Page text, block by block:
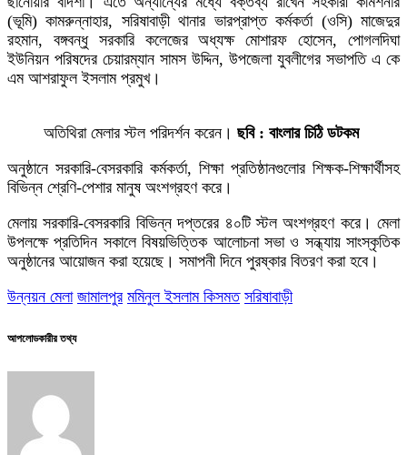
(ভূমি) কামরুন্নাহার, সরিষাবাড়ী থানার ভারপ্রাপ্ত কর্মকর্তা (ওসি) মাজেদুর
রহমান, বঙ্গবন্ধু সরকারি কলেজের অধ্যক্ষ মোশারফ হোসেন, পোগলদিঘা
ইউনিয়ন পরিষদের চেয়ারম্যান সামস উদ্দিন, উপজেলা যুবলীগের সভাপতি এ কে
এম আশরাফুল ইসলাম প্রমুখ।
অতিথিরা মেলার স্টল পরিদর্শন করেন। ছবি : বাংলার চিঠি ডটকম
অনুষ্ঠানে সরকারি-বেসরকারি কর্মকর্তা, শিক্ষা প্রতিষ্ঠানগুলোর শিক্ষক-শিক্ষার্থীসহ
বিভিন্ন শ্রেণি-পেশার মানুষ অংশগ্রহণ করে।
মেলায় সরকারি-বেসরকারি বিভিন্ন দপ্তরের ৪০টি স্টল অংশগ্রহণ করে। মেলা
উপলক্ষে প্রতিদিন সকালে বিষয়ভিত্তিক আলোচনা সভা ও সন্ধ্যায় সাংস্কৃতিক
অনুষ্ঠানের আয়োজন করা হয়েছে। সমাপনী দিনে পুরষ্কার বিতরণ করা হবে।
উন্নয়ন মেলা জামালপুর মমিনুল ইসলাম কিসমত সরিষাবাড়ী
আপলোডকারীর তথ্য